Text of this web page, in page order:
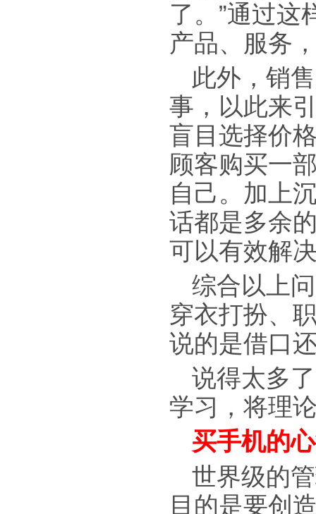
了。”通过这
产品、服务
此外，销
事，以此来
盲目选择价
顾客购买一
自己。加上
话都是多余
可以有效解
综合以上
穿衣打扮、
说的是借口
说得太多
学习，将理
买手机的
世界级的
目的是要创